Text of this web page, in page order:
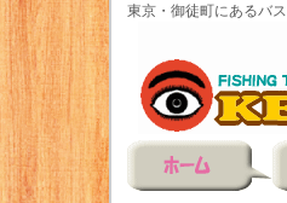
東京・御徒町にあるバ